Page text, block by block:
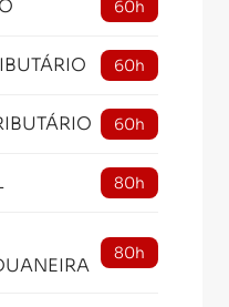
60h
60h
60h
80h
80h